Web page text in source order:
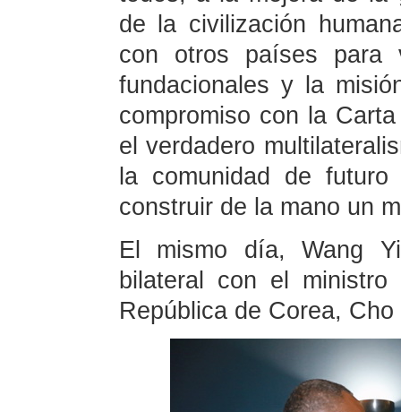
de la civilización
con otros países para
fundacionales y la
compromiso con la
el verdadero
la comunidad de
construir de la mano un
El mismo día, Wang
bilateral con el
República de Corea, Cho